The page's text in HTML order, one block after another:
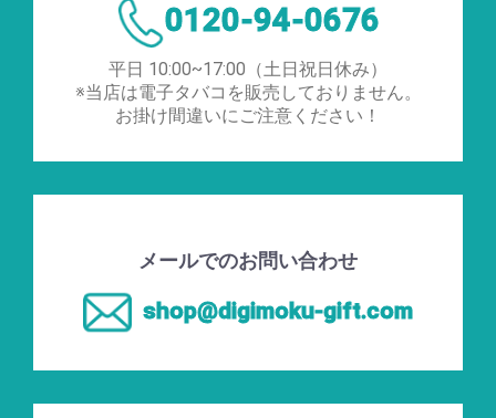
0120-94-0676
平日 10:00~17:00（土日祝日休み）
※当店は電子タバコを販売しておりません。
お掛け間違いにご注意ください！
メールでのお問い合わせ
shop@digimoku-gift.com